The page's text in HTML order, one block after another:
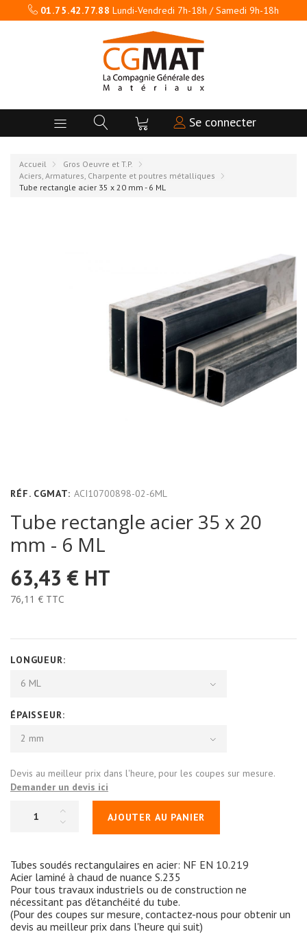
01.75.42.77.88 Lundi-Vendredi 7h-18h / Samedi 9h-18h
Se connecter
Accueil
Gros Oeuvre et T.P.
Aciers, Armatures, Charpente et poutres métalliques
Tube rectangle acier 35 x 20 mm - 6 ML
RÉF. CGMAT: ACI10700898-02-6ML
Tube rectangle acier 35 x 20
mm - 6 ML
63,43 € HT
76,11 € TTC
LONGUEUR:
6 ML
ÉPAISSEUR:
2 mm
Devis au meilleur prix dans l'heure, pour les coupes sur mesure.
Demander un devis ici
AJOUTER AU PANIER
Tubes soudés rectangulaires en acier: NF EN 10.219
Acier laminé à chaud de nuance S.235
Pour tous travaux industriels ou de construction ne
nécessitant pas d'étanchéité du tube.
(Pour des coupes sur mesure, contactez-nous pour obtenir un
devis au meilleur prix dans l'heure qui suit)